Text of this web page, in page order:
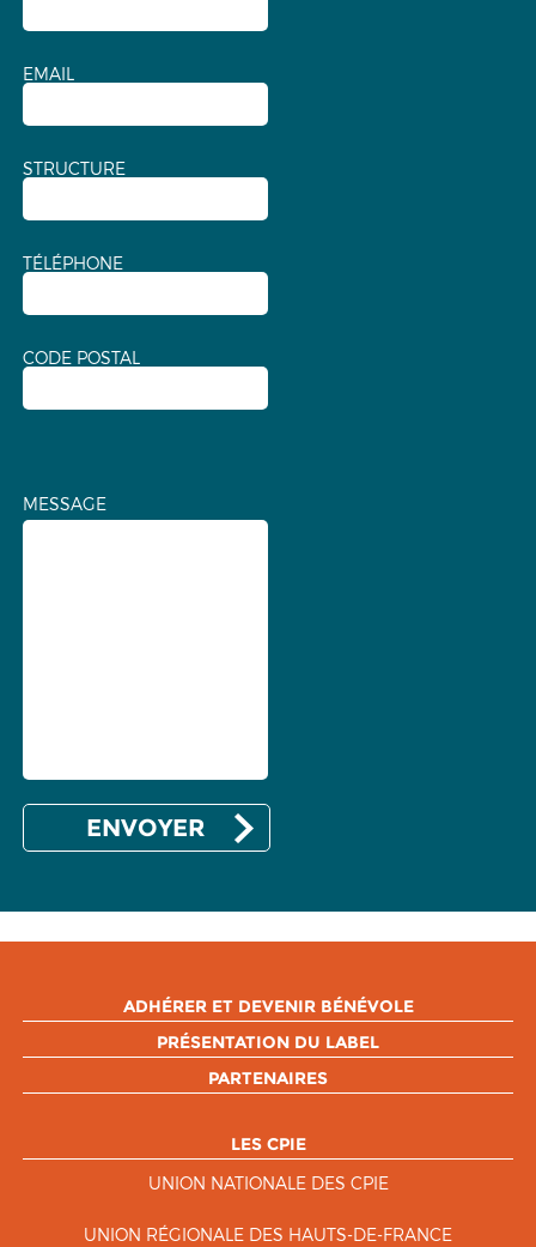
EMAIL
STRUCTURE
TÉLÉPHONE
CODE POSTAL
MESSAGE
ADHÉRER ET DEVENIR BÉNÉVOLE
PRÉSENTATION DU LABEL
PARTENAIRES
LES CPIE
UNION NATIONALE DES CPIE
UNION RÉGIONALE DES HAUTS-DE-FRANCE